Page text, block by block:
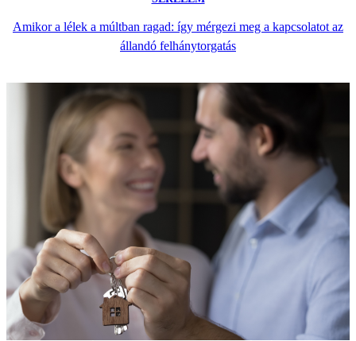
Amikor a lélek a múltban ragad: így mérgezi meg a kapcsolatot az
állandó felhánytorgatás